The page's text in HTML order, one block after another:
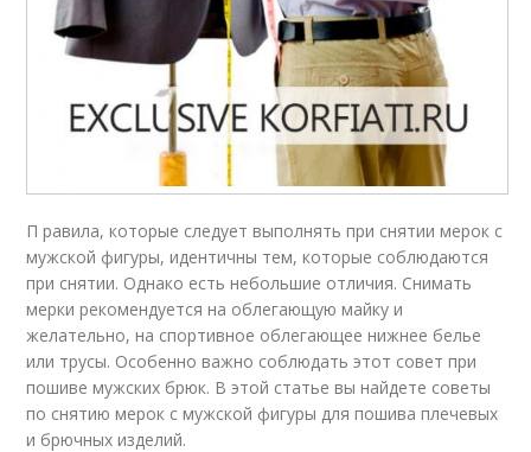
П равила, которые следует выполнять при снятии мерок с
мужской фигуры, идентичны тем, которые соблюдаются
при снятии. Однако есть небольшие отличия. Снимать
мерки рекомендуется на облегающую майку и
желательно, на спортивное облегающее нижнее белье
или трусы. Особенно важно соблюдать этот совет при
пошиве мужских брюк. В этой статье вы найдете советы
по снятию мерок с мужской фигуры для пошива плечевых
и брючных изделий.